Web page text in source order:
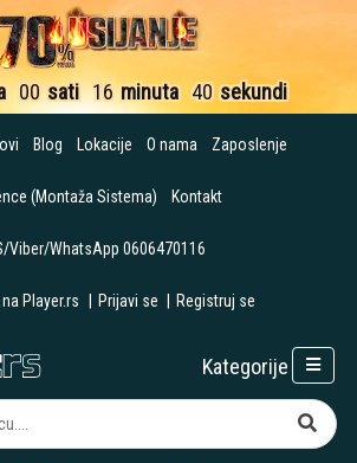
00 sati 16 minuta 40 sekundi
Blog Lokacije O nama Zaposlenje
(Montaža Sistema) Kontakt
Viber/WhatsApp 0606470116
Player.rs Prijavi se Registruj se
Kategorije